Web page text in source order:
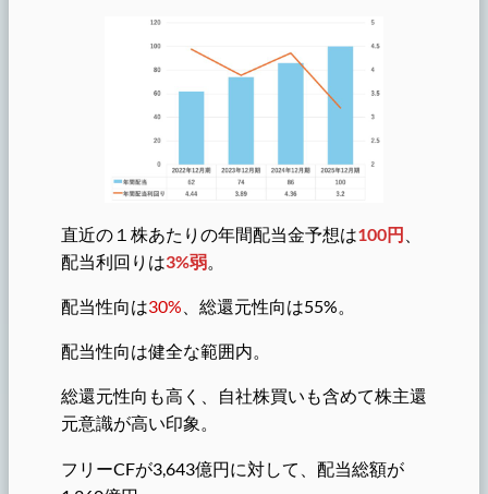
直近の１株あたりの年間配当金予想は100円
配当利回りは3%弱。
配当性向は30% 、総還元性向は55%。
配当性向は健全な範囲内。
総還元性向も高く、自社株買いも含めて株主還
元意識が高い印象。
フリーCFが3,643億円に対して、配当総額が